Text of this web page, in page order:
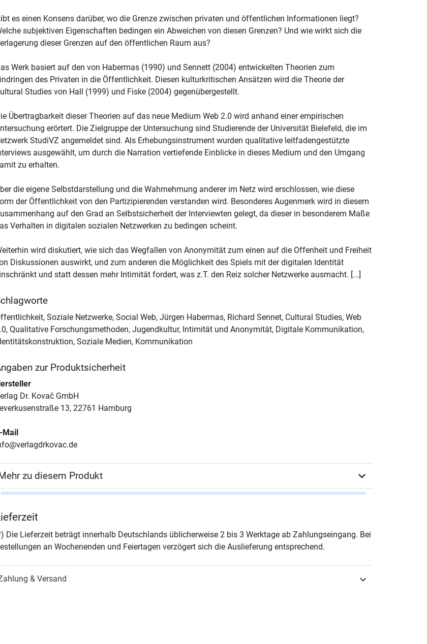
es einen Konsens darüber, wo die Grenze zwischen privaten und öffentlichen Informationen liegt?
subjektiven Eigenschaften bedingen ein Abweichen von diesen Grenzen? Und wie wirkt sich die
dieser Grenzen auf den öffentlichen Raum aus?
Werk basiert auf den von Habermas (1990) und Sennett (2004) entwickelten Theorien zum
des Privaten in die Öffentlichkeit. Diesen kulturkritischen Ansätzen wird die Theorie der
Studies von Hall (1999) und Fiske (2004) gegenübergestellt.
Übertragbarkeit dieser Theorien auf das neue Medium Web 2.0 wird anhand einer empirischen
erörtert. Die Zielgruppe der Untersuchung sind Studierende der Universität Bielefeld, die im
StudiVZ angemeldet sind. Als Erhebungsinstrument wurden qualitative leitfadengestützte
ausgewählt, um durch die Narration vertiefende Einblicke in dieses Medium und den Umgang
zu erhalten.
die eigene Selbstdarstellung und die Wahrnehmung anderer im Netz wird erschlossen, wie diese
der Öffentlichkeit von den Partizipierenden verstanden wird. Besonderes Augenmerk wird in diesem
auf den Grad an Selbstsicherheit der Interviewten gelegt, da dieser in besonderem Maße
Verhalten in digitalen sozialen Netzwerken zu bedingen scheint.
wird diskutiert, wie sich das Wegfallen von Anonymität zum einen auf die Offenheit und Freiheit
Diskussionen auswirkt, und zum anderen die Möglichkeit des Spiels mit der digitalen Identität
und statt dessen mehr Intimität fordert, was z.T. den Reiz solcher Netzwerke ausmacht. [...]
Soziale Netzwerke, Social Web, Jürgen Habermas, Richard Sennet, Cultural Studies, Web
Qualitative Forschungsmethoden, Jugendkultur, Intimität und Anonymität, Digitale Kommunikation,
Soziale Medien, Kommunikation
zur Produktsicherheit
Dr. Kovač GmbH
13, 22761 Hamburg
Mail
Mehr zu diesem Produkt
Seiten 236
ISBN
Die Lieferzeit beträgt innerhalb Deutschlands üblicherweise 2 bis 3 Werktage ab Zahlungseingang. Bei
an Wochenenden und Feiertagen verzögert sich die Auslieferung entsprechend.
& Versand